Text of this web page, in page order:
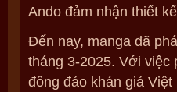
Ando đảm nhận thiết
Đến nay, manga đã
tháng 3-2025. Với việc
đông đảo khán giả